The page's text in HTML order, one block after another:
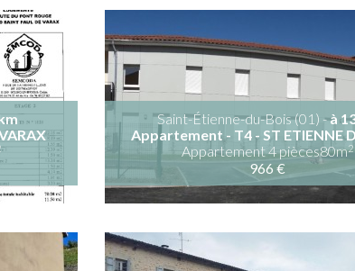
Saint-Étienne-du-Bois (01) -à
Appartement - T4 - ST ETIENNE
Appartement 4 pièces80m2
966 €